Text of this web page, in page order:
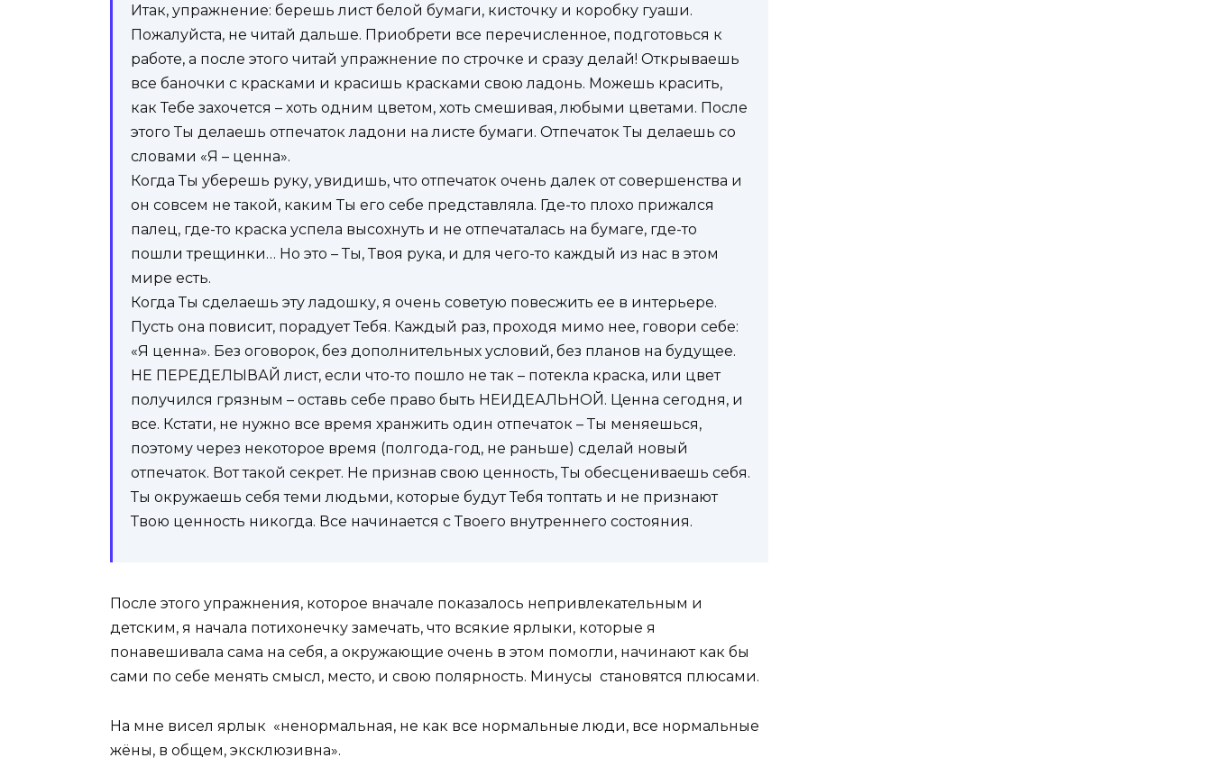
Итак, упражнение: берешь лист белой бумаги, кисточку и коробку гуаши.
Пожалуйста, не читай дальше. Приобрети все перечисленное, подготовься к
работе, а после этого читай упражнение по строчке и сразу делай! Открываешь
все баночки с красками и красишь красками свою ладонь. Можешь красить,
как Тебе захочется – хоть одним цветом, хоть смешивая, любыми цветами. После
этого Ты делаешь отпечаток ладони на листе бумаги. Отпечаток Ты делаешь со
словами «Я – ценна».
Когда Ты уберешь руку, увидишь, что отпечаток очень далек от совершенства и
он совсем не такой, каким Ты его себе представляла. Где-то плохо прижался
палец, где-то краска успела высохнуть и не отпечаталась на бумаге, где-то
пошли трещинки… Но это – Ты, Твоя рука, и для чего-то каждый из нас в этом
мире есть.
Когда Ты сделаешь эту ладошку, я очень советую повесжить ее в интерьере.
Пусть она повисит, порадует Тебя. Каждый раз, проходя мимо нее, говори себе:
«Я ценна». Без оговорок, без дополнительных условий, без планов на будущее.
НЕ ПЕРЕДЕЛЫВАЙ лист, если что-то пошло не так – потекла краска, или цвет
получился грязным – оставь себе право быть НЕИДЕАЛЬНОЙ. Ценна сегодня, и
все. Кстати, не нужно все время хранжить один отпечаток – Ты меняешься,
поэтому через некоторое время (полгода-год, не раньше) сделай новый
отпечаток. Вот такой секрет. Не признав свою ценность, Ты обесцениваешь себя.
Ты окружаешь себя теми людьми, которые будут Тебя топтать и не признают
Твою ценность никогда. Все начинается с Твоего внутреннего состояния.
После этого упражнения, которое вначале показалось непривлекательным и
детским, я начала потихонечку замечать, что всякие ярлыки, которые я
понавешивала сама на себя, а окружающие очень в этом помогли, начинают как бы
сами по себе менять смысл, место, и свою полярность. Минусы становятся плюсами.
На мне висел ярлык «ненормальная, не как все нормальные люди, все нормальные
жёны, в общем, эксклюзивна».